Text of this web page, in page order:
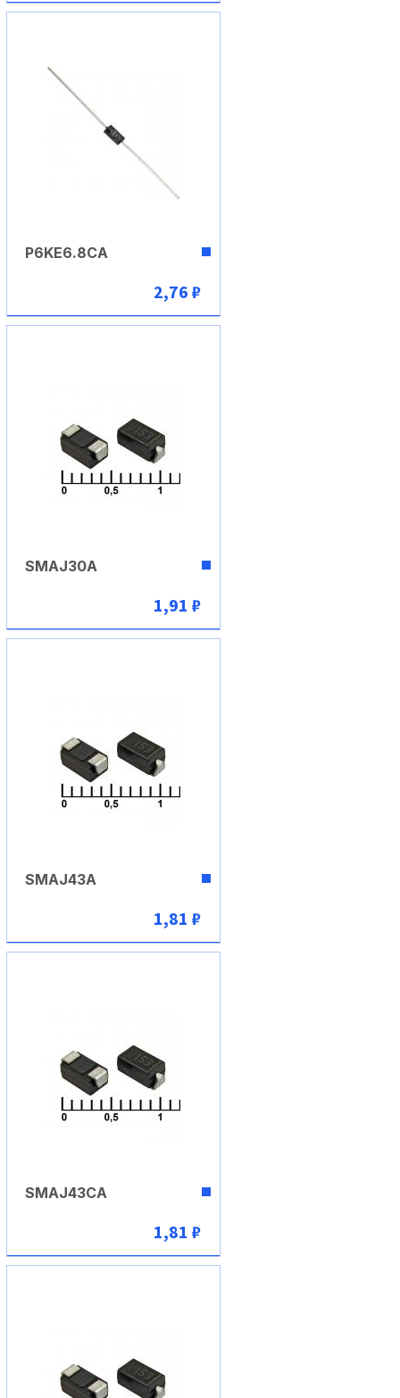
В корзину
В корзину
P6KE6.8CA
2,76 ₽
В корзину
SMAJ30A
1,91 ₽
В корзину
SMAJ43A
1,81 ₽
В корзину
SMAJ43CA
1,81 ₽